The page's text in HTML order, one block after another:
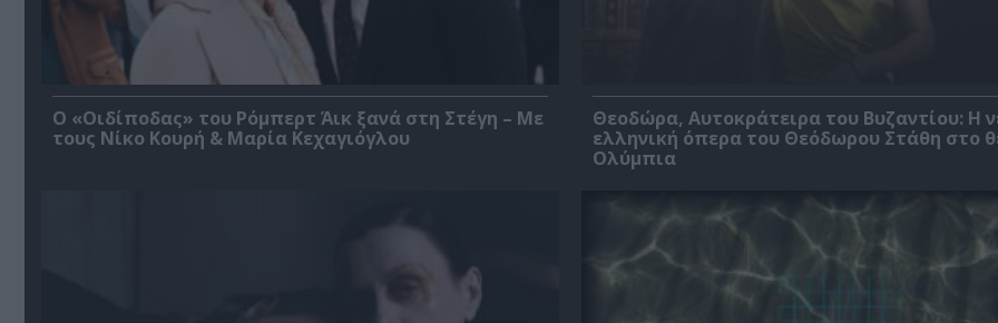
O «Οιδίποδας» του Ρόμπερτ Άικ ξανά στη Στέγη – Με
τους Νίκο Κουρή & Μαρία Κεχαγιόγλου
Θεοδώρα, Αυτοκράτειρα του Βυζαντίου: Η
ελληνική όπερα του Θεόδωρου Στάθη στο
Ολύμπια